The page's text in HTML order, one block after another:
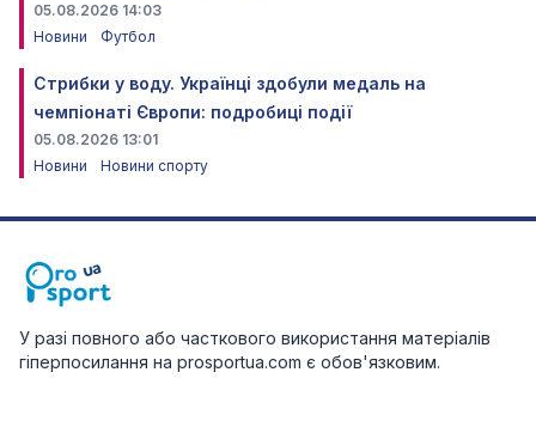
05.08.2026 14:03
Новини
Футбол
Стрибки у воду. Українці здобули медаль на
чемпіонаті Європи: подробиці події
05.08.2026 13:01
Новини
Новини спорту
У разі повного або часткового використання матеріалів
гіперпосилання на prosportua.com є обов'язковим.